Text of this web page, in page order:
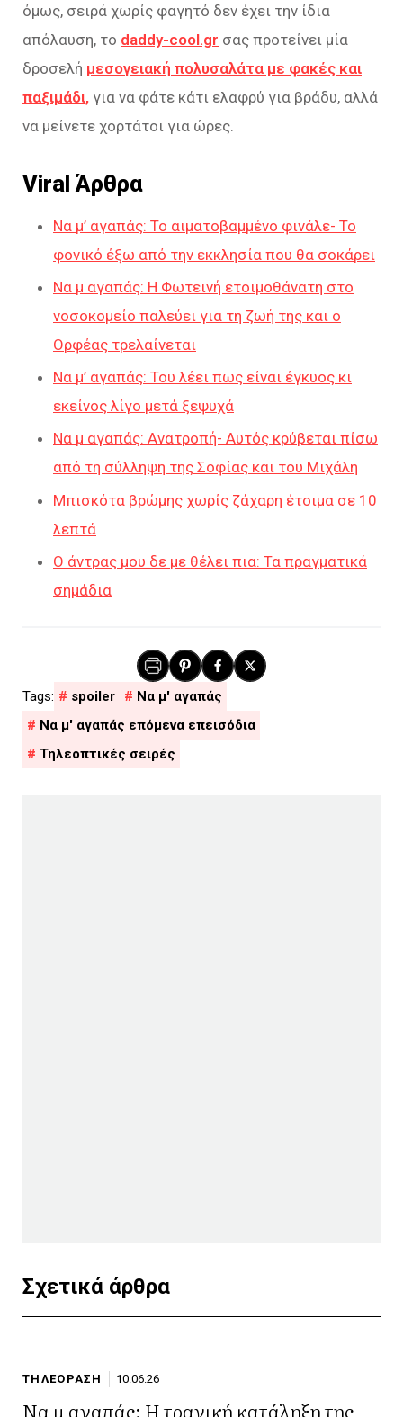
όμως, σειρά χωρίς φαγητό δεν έχει την ίδια
απόλαυση, το daddy-cool.gr σας προτείνει μία
δροσελή μεσογειακή πολυσαλάτα με φακές και
παξιμάδι, για να φάτε κάτι ελαφρύ για βράδυ, αλλά
να μείνετε χορτάτοι για ώρες.
Viral Άρθρα
Να μ’ αγαπάς: Το αιματοβαμμένο φινάλε- Το
φονικό έξω από την εκκλησία που θα σοκάρει
Να μ αγαπάς: Η Φωτεινή ετοιμοθάνατη στο
νοσοκομείο παλεύει για τη ζωή της και ο
Ορφέας τρελαίνεται
Να μ’ αγαπάς: Του λέει πως είναι έγκυος κι
εκείνος λίγο μετά ξεψυχά
Να μ αγαπάς: Ανατροπή- Αυτός κρύβεται πίσω
από τη σύλληψη της Σοφίας και του Μιχάλη
Μπισκότα βρώμης χωρίς ζάχαρη έτοιμα σε 10
λεπτά
Ο άντρας μου δε με θέλει πια: Τα πραγματικά
σημάδια
spoiler
Να μ' αγαπάς
Να μ' αγαπάς επόμενα επεισόδια
Τηλεοπτικές σειρές
Σχετικά άρθρα
ΤΗΛΕΟΡΑΣΗ 10.06.26
Να μ αγαπάς: Η τραγική κατάληξη της